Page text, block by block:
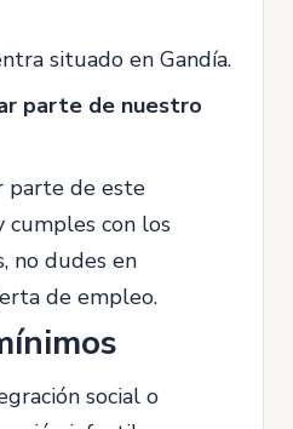
situado en Gandía.
parte de nuestro
parte de este
cumples con los
no dudes en
de empleo.
social o